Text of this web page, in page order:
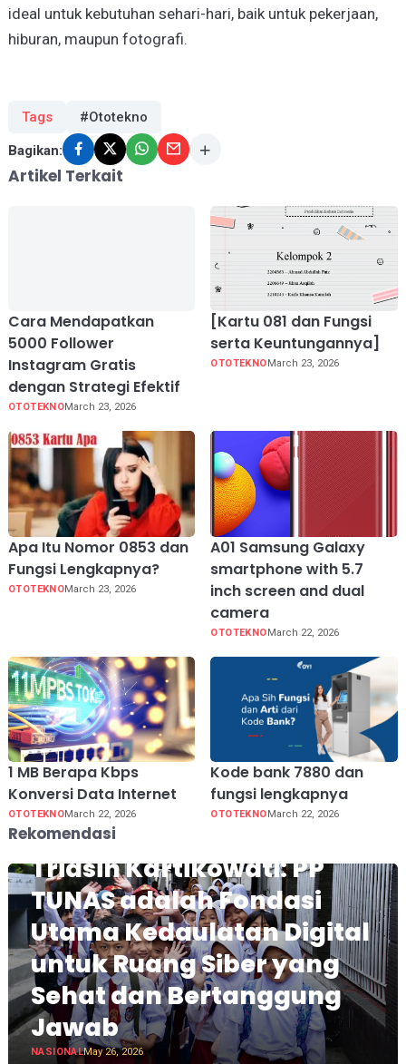
ideal untuk kebutuhan sehari-hari, baik untuk pekerjaan,
hiburan, maupun fotografi.
Tags #Ototekno
Bagikan:
Artikel Terkait
Cara Mendapatkan
5000 Follower
Instagram Gratis
dengan Strategi Efektif
OTOTEKNOMarch 23, 2026
[Kartu 081 dan Fungsi
serta Keuntungannya]
OTOTEKNO March 23, 2026
Apa Itu Nomor 0853 dan
Fungsi Lengkapnya?
OTOTEKNOMarch 23, 2026
A01 Samsung Galaxy
smartphone with 5.7
inch screen and dual
camera
OTOTEKNOMarch 22, 2026
1 MB Berapa Kbps
Konversi Data Internet
OTOTEKNOMarch 22, 2026
Kode bank 7880 dan
fungsi lengkapnya
OTOTEKNOMarch 22, 2026
Rekomendasi
Triasih Kartikowati: PP
TUNAS adalah Fondasi
Utama Kedaulatan Digital
untuk Ruang Siber yang
Sehat dan Bertanggung
Jawab
NASIONALMay 26, 2026